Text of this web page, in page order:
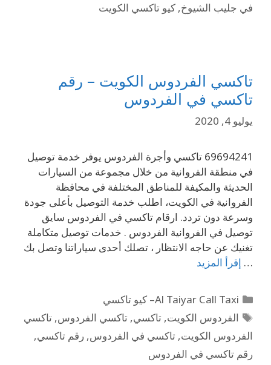
في جليب الشيوخ, كيو تاكسي الكويت
تاكسي الفردوس الكويت – رقم
تاكسي في الفردوس
يوليو 4, 2020
69694241 تاكسي وأجرة الفردوس يوفر خدمة توصيل
في منطقة الفروانية من خلال مجموعة من السيارات
الحديثة والمكيفة للمناطق المختلفة في محافظة
الفروانية في الكويت، اطلب خدمة التوصيل بأعلى جودة
وسرعة دون تردد. ارقام تاكسي في الفردوس سايق
توصيل في الفروانية الفردوس . خدمات توصيل متكاملة
تغنيك عن حاجه الانتظار ، تصلك أحدى سياراتنا وتصل بك
… إقرأ المزيد
Al Taiyar Call Taxi– كيو تاكسي
الفردوس الكويت,تاكسي,تاكسي الفردوس,تاكسي
الفردوس الكويت, تاكسي في الفردوس, رقم تاكسي,
رقم تاكسي في الفردوس